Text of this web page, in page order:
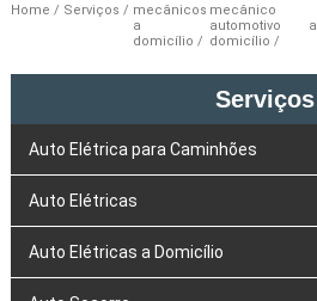
Home Serviços
mecânicos
a
domicílio
mecânico
automotivo a
domicílio
Serviços
Auto Elétrica para Caminhões
Auto Elétricas
Auto Elétricas a Domicílio